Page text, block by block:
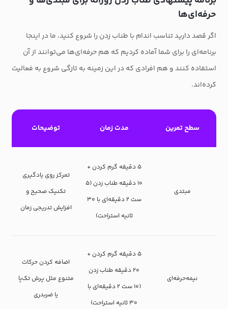
حرفه‌ای‌ها
اگر قصد دارید تناسب اندام با طناب زدن را شروع کنید، ما در اینجا
برنامه‌ای را برای شما آماده کردیم که هم حرفه‌ای‌ها می‌توانند از آن
استفاده کنند و هم افرادی که در این زمینه به‌ تازگی شروع به فعالیت
کرده‌اند.
سطح تمرین مدت زمان توضیحات
مبتدی
۵ دقیقه گرم کردن +
۱۰ دقیقه طناب زدن (۵
ست ۲ دقیقه‌ای با ۳۰
ثانیه استراحت)
تمرکز روی یادگیری
تکنیک صحیح و
افزایش تدریجی زمان
نیمه‌حرفه‌ای
۵ دقیقه گرم کردن +
۲۰ دقیقه طناب زدن
(۱۰ ست ۲ دقیقه‌ای با
۳۰ ثانیه استراحت)
اضافه کردن حرکات
متنوع مثل پرش تک‌پا
یا ضربدری